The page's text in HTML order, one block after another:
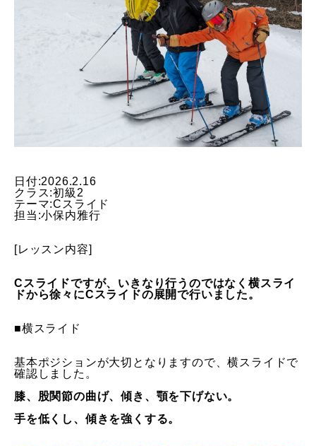
レッスンテーマから選ぶ Lesson Theme
中級2
講師から選ぶ Instructor
インストラクター募集
インストラクター一覧
コブレッスン参加のお客様の声
日付:2026.2.16
クラス:初級2
テーマ:Cスライド
担当:小保内雅行
[レッスン内容]
Cスライドですが、 いきなり行うのではなく横スライ
ドから徐々にCスライドの展開で行いました。
■横スライド
基本ポジションが大切となりますので、横スライドで
確認しました。
膝、股関節の曲げ、傾き、顎を下げない。
手を低くし、傾きを強くする。